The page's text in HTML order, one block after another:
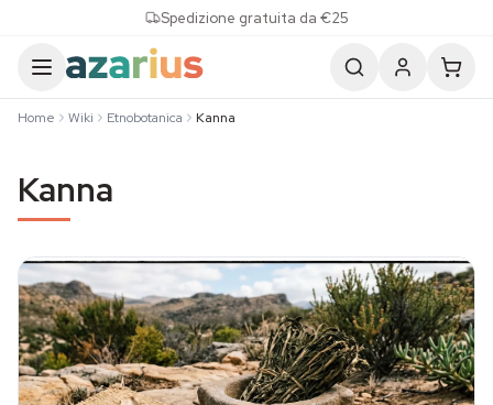
Spedizione gratuita da €25
Home Wiki Etnobotanica Kanna
Kanna